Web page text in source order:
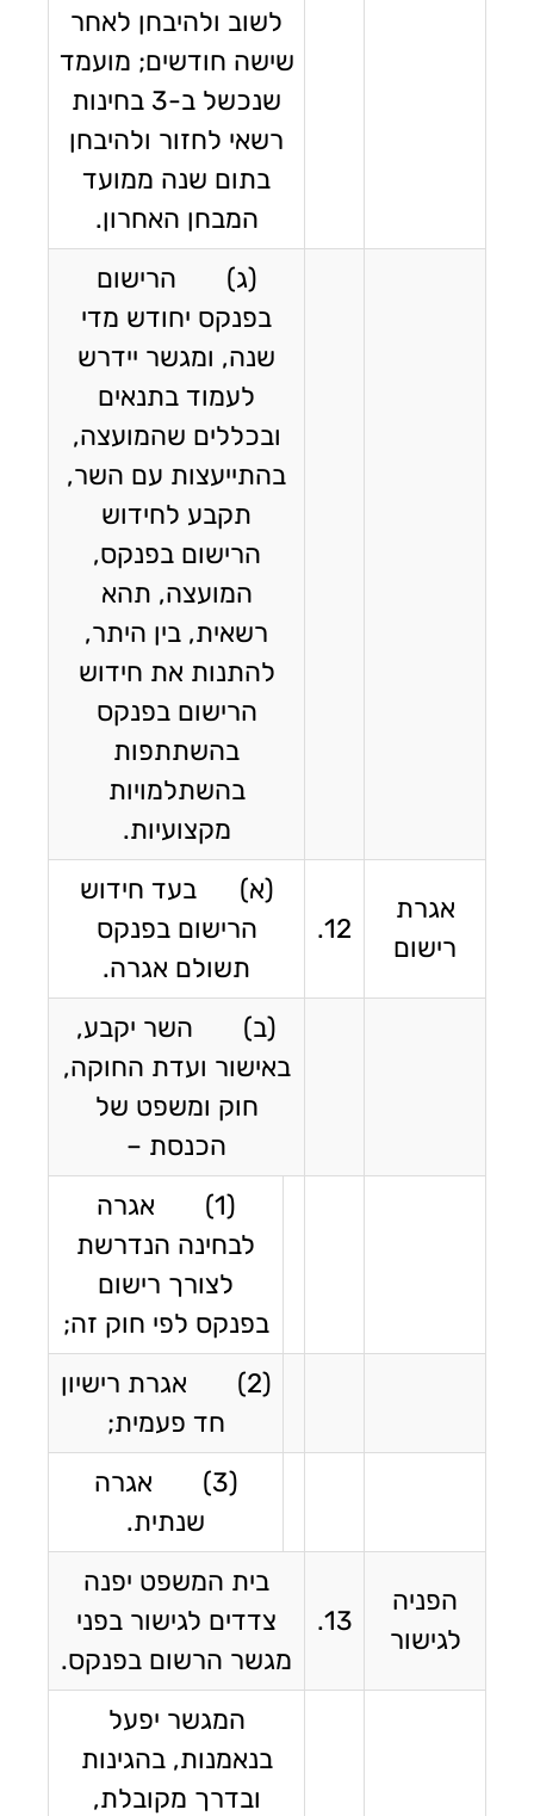
לשוב ולהיבחן לאחר
שישה חודשים; מועמד
שנכשל ב-3 בחינות
רשאי לחזור ולהיבחן
בתום שנה ממועד
המבחן האחרון.
(ג) הרישום
בפנקס יחודש מדי
שנה, ומגשר יידרש
לעמוד בתנאים
ובכללים שהמועצה,
בהתייעצות עם השר,
תקבע לחידוש
הרישום בפנקס,
המועצה, תהא
רשאית, בין היתר,
להתנות את חידוש
הרישום בפנקס
בהשתתפות
בהשתלמויות
מקצועיות.
אגרת
רישום
12.
(א) בעד חידוש
הרישום בפנקס
תשולם אגרה.
(ב) השר יקבע,
באישור ועדת החוקה,
חוק ומשפט של
הכנסת –
(1) אגרה
לבחינה הנדרשת
לצורך רישום
בפנקס לפי חוק זה;
(2) אגרת רישיון
חד פעמית;
(3) אגרה
שנתית.
הפניה
לגישור
13.
בית המשפט יפנה
צדדים לגישור בפני
מגשר הרשום בפנקס.
המגשר יפעל
בנאמנות, בהגינות
ובדרך מקובלת,